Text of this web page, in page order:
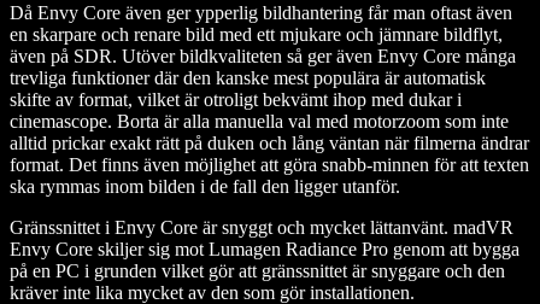
Då Envy Core även ger ypperlig bildhantering får man oftast även
en skarpare och renare bild med ett mjukare och jämnare bildflyt,
även på SDR. Utöver bildkvaliteten så ger även Envy Core många
trevliga funktioner där den kanske mest populära är automatisk
skifte av format, vilket är otroligt bekvämt ihop med dukar i
cinemascope. Borta är alla manuella val med motorzoom som inte
alltid prickar exakt rätt på duken och lång väntan när filmerna ändrar
format. Det finns även möjlighet att göra snabb-minnen för att texten
ska rymmas inom bilden i de fall den ligger utanför.
Gränssnittet i Envy Core är snyggt och mycket lättanvänt. madVR
Envy Core skiljer sig mot Lumagen Radiance Pro genom att bygga
på en PC i grunden vilket gör att gränssnittet är snyggare och den
kräver inte lika mycket av den som gör installationen.